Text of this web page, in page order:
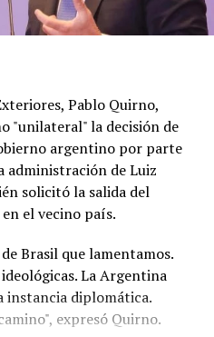
Pablo Quirno,
"unilateral" la decisión de
argentino por parte
administración de Luiz
solicitó la salida del
el vecino país.
Brasil que lamentamos.
La Argentina
instancia diplomática.
expresó Quirno.